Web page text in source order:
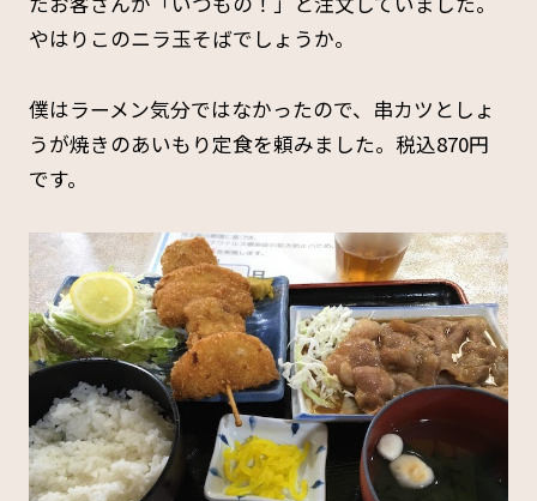
やはりこのニラ玉そばでしょうか。
僕はラーメン気分ではなかったので、串カツとしょ
うが焼きのあいもり定食を頼みました。税込870円
です。